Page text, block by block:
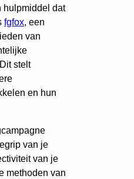
hulpmiddel dat
fgfox, een
van
stelt
en hun
van je
van je
methoden van